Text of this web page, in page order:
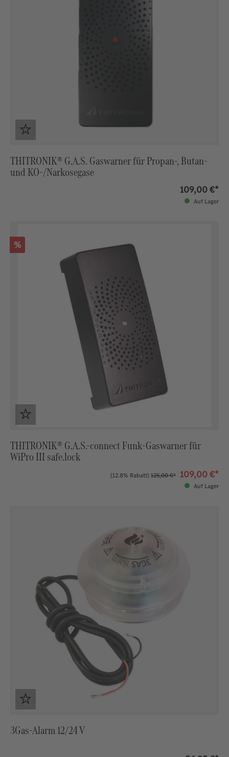
THITRONIK® G.A.S. Gaswarner für Propan-, Butan-
und KO-/Narkosegase
109,00 €*
Auf Lager
Rabatt
%
THITRONIK® G.A.S.-connect Funk-Gaswarner für
WiPro III safe.lock
(12.8% Rabatt) 125,00 €* 109,00 €*
Auf Lager
3Gas-Alarm 12/24 V